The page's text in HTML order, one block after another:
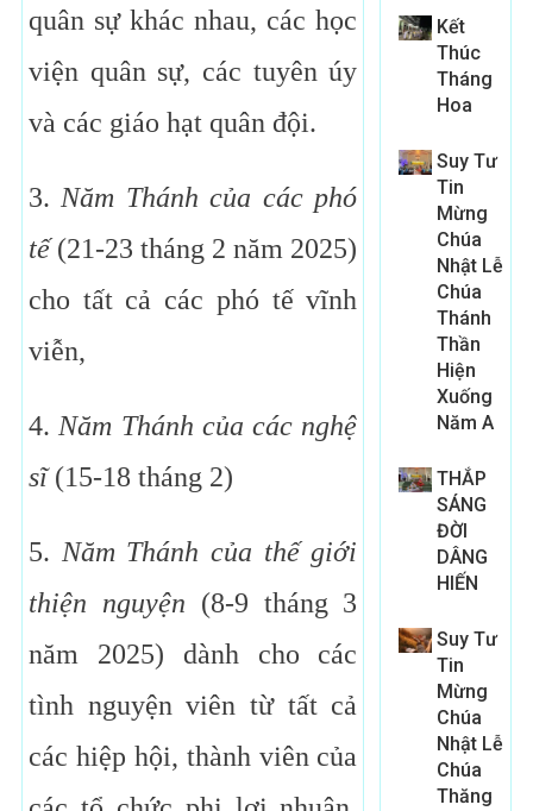
quân sự khác nhau, các học
viện quân sự, các tuyên úy
và các giáo hạt quân đội.
3.Năm Thánh của các phó
tế(21-23 tháng 2 năm 2025)
cho tất cả các phó tế vĩnh
viễn,
4.Năm Thánh của các nghệ
sĩ(15-18 tháng 2)
5. Năm Thánh của thế giới
thiện nguyện (8-9 tháng 3
năm 2025) dành cho các
tình nguyện viên từ tất cả
các hiệp hội, thành viên của
Kết
Thúc
Tháng
Hoa
Suy Tư
Tin
Mừng
Chúa
Nhật Lễ
Chúa
Thánh
Thần
Hiện
Xuống
Năm A
THẮP
SÁNG
ĐỜI
DÂNG
HIẾN
Suy Tư
Tin
Mừng
Chúa
Nhật Lễ
Chúa
Thăng